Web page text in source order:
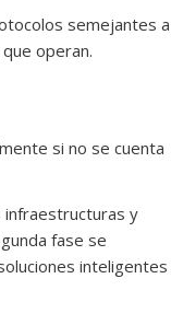
semejantes a
operan.
si no se cuenta
infraestructuras y
fase se
inteligentes